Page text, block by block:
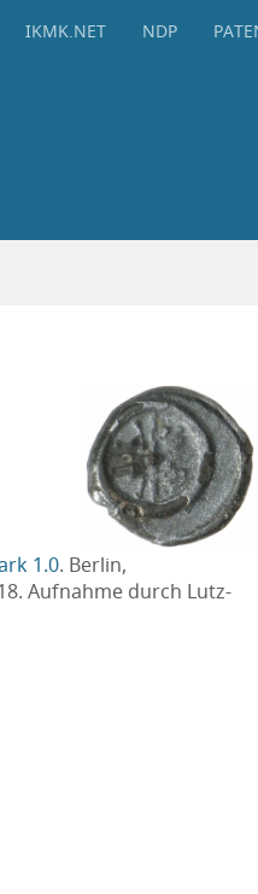
IKMK.NET NDP
1.0. Berlin,
Aufnahme durch Lutz-